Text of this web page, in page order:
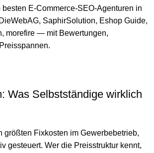
E-Commerce-SEO-Agenturen in
SaphirSolution, Eshop Guide,
morefire — mit Bewertungen,
Was Selbstständige wirklich
größten Fixkosten im Gewerbebetrieb,
gesteuert. Wer die Preisstruktur kennt,